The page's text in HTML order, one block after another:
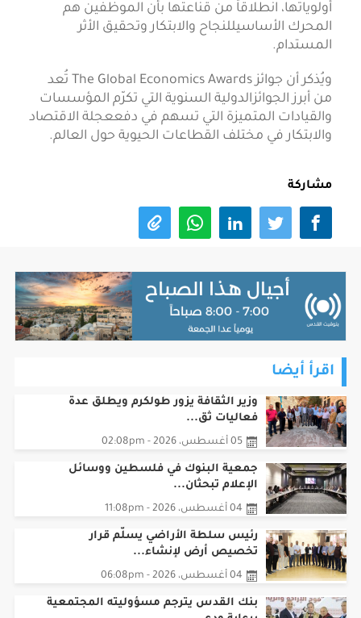
أولوياتها، انطلاقاً من قناعتها بأن الموظفين هم
المحرك الأساسيللنجاح والابتكار وتحقيق الأثر
المستدام.
ويُذكر أن جوائز The Global Economics Awards تُعد
من أبرز الجوائزالدولية السنوية التي تكرّم المؤسسات
والقيادات المتميزة التي تسهم في دفععجلة الاقتصاد
والابتكار في مختلف القطاعات الحيوية حول العالم.
مشاركة
اقرأ أيضا
وزير الثقافة يزور طولكرم ويطلق عدة
فعاليات ثق...
05 أغسطس، 2026 - 02:08pm
جمعية البنوك في فلسطين ووسائل
الإعلام تبحثان...
04 أغسطس، 2026 - 11:08pm
رئيس سلطة الأراضي يسلّم قرار
تخصيص أرض لإنشاء...
04 أغسطس، 2026 - 06:08pm
بنك القدس يترجم مسؤوليته المجتمعية